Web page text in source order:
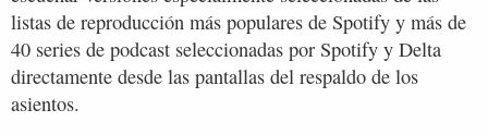
listas de reproducción más populares de Spotify y más de
40 series de podcast seleccionadas por Spotify y Delta
directamente desde las pantallas del respaldo de los
asientos.